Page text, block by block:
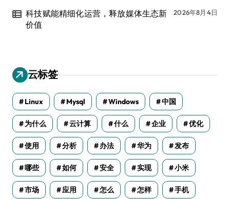
科技赋能精细化运营，释放媒体生态新
价值
2026年8月4日
云标签
Linux Mysql Windows 中国
为什么 云计算 什么 企业 优化
使用 分析 办法 华为 发布
哪些 如何 安全 实现 小米
市场 应用 怎么 怎样 手机